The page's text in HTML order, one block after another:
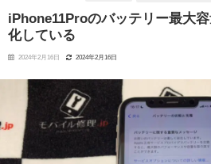
iPhone11Proのバッテリー最大
化している
2024年2月16日 2024年2月16日